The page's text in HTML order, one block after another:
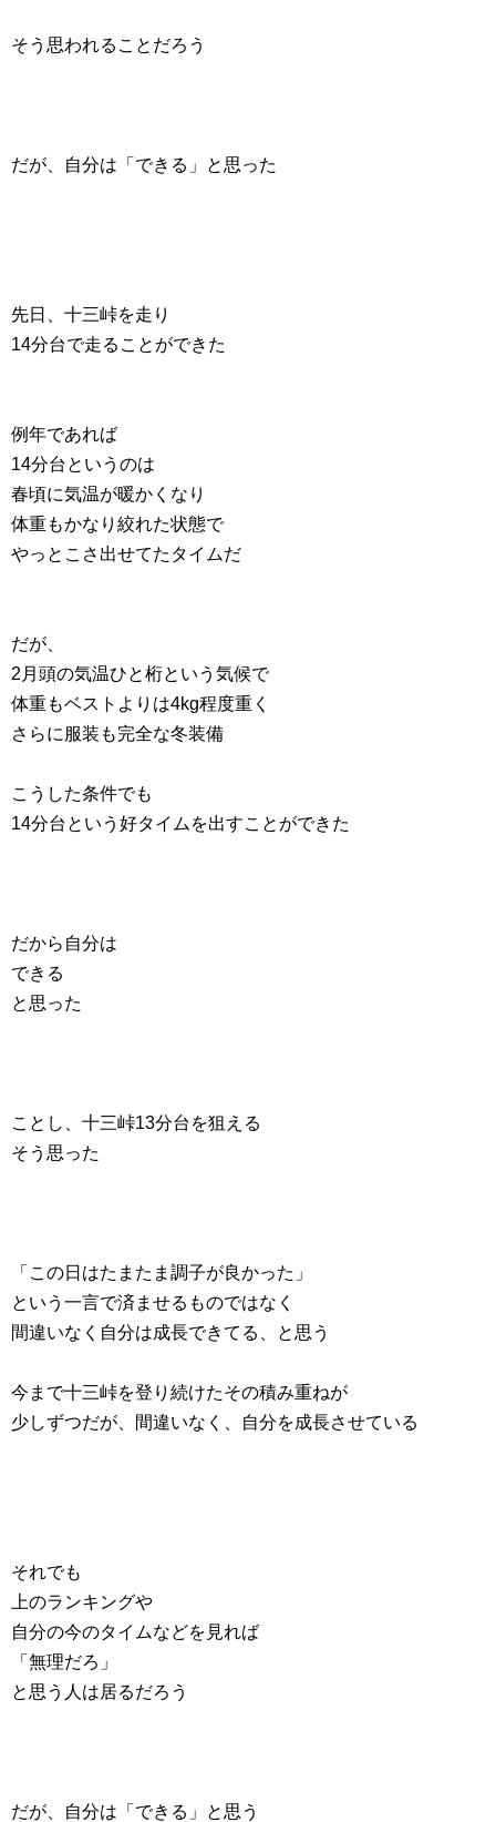
そう思われることだろう
だが、自分は「できる」と思った
先日、十三峠を走り
14分台で走ることができた
例年であれば
14分台というのは
春頃に気温が暖かくなり
体重もかなり絞れた状態で
やっとこさ出せてたタイムだ
だが、
2月頭の気温ひと桁という気候で
体重もベストよりは4kg程度重く
さらに服装も完全な冬装備
こうした条件でも
14分台という好タイムを出すことができた
だから自分は
できる
と思った
ことし、十三峠13分台を狙える
そう思った
「この日はたまたま調子が良かった」
という一言で済ませるものではなく
間違いなく自分は成長できてる、と思う
今まで十三峠を登り続けたその積み重ねが
少しずつだが、間違いなく、自分を成長させている
それでも
上のランキングや
自分の今のタイムなどを見れば
「無理だろ」
と思う人は居るだろう
だが、自分は「できる」と思う